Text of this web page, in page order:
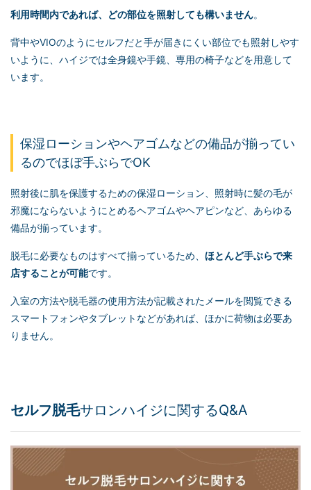
利用時間内であれば、どの部位を照射しても構いません。
背中やVIOのようにセルフだと手が届きにくい部位でも照射しやす
いように、ハイジでは全身鏡や手鏡、専用の椅子などを用意して
います。
保湿ローションやヘアゴムなどの備品が揃ってい
るのでほぼ手ぶらでOK
照射後に肌を保護するための保湿ローション、照射時に髪の毛が
邪魔にならないようにとめるヘアゴムやヘアピンなど、あらゆる
備品が揃っています。
脱毛に必要なものはすべて揃っているため、 ほとんど手ぶらで来
店することが可能です。
入室の方法や脱毛器の使用方法が記載されたメールを閲覧できる
スマートフォンやタブレットなどがあれば、ほかに荷物は必要あ
りません。
セルフ脱毛サロンハイジに関するQ&A